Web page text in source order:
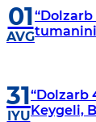
01
AVG
31
IYU
“Dolzarb
Keygeli,